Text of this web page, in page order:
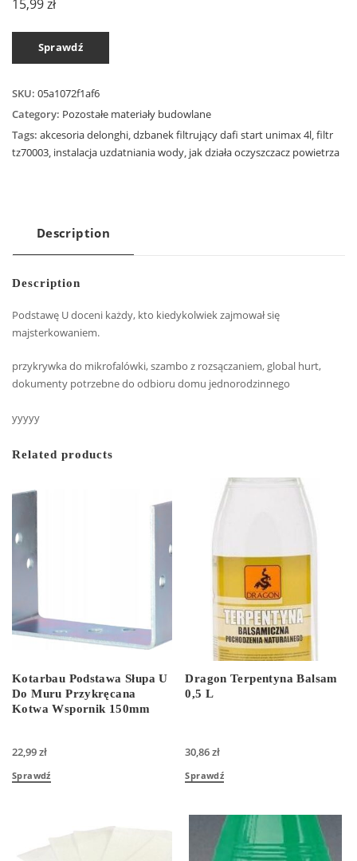
15,99zł
Sprawdź
SKU: 05a1072f1af6
Category: Pozostałe materiały budowlane
Tags: akcesoria delonghi,dzbanek filtrujący dafi start unimax 4l,filtr
tz70003, instalacja uzdatniania wody, jak działa oczyszczacz powietrza
Description
Description
Podstawę U doceni każdy, kto kiedykolwiek zajmował się
majsterkowaniem.
przykrywka do mikrofalówki, szambo z rozsączaniem, global hurt,
dokumenty potrzebne do odbioru domu jednorodzinnego
yyyyy
Related products
Kotarbau Podstawa Słupa U
Do Muru Przykręcana
Kotwa Wspornik 150mm
22,99zł
Sprawdź
Dragon Terpentyna Balsam
0,5 L
30,86zł
Sprawdź